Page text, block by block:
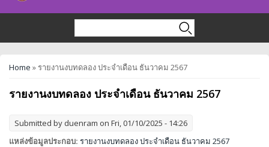
You are here
Home » รายงานงบทดลอง ประจำเดือน ธันวาคม 2567
รายงานงบทดลอง ประจำเดือน ธันวาคม 2567
Submitted by duenram on Fri, 01/10/2025 - 14:26
แหล่งข้อมูลประกอบ: รายงานงบทดลอง ประจำเดือน ธันวาคม 2567